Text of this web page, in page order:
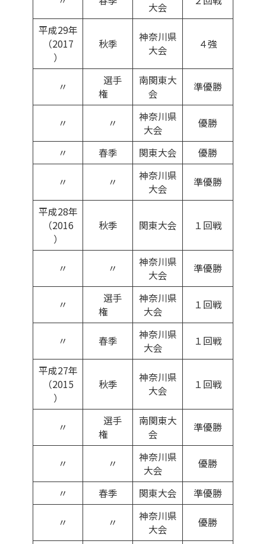
大会
平成29年
（2017
）
秋季
神奈川県
大会
４強
〃
選手
権
南関東大
会
準優勝
〃 〃
神奈川県
大会
優勝
〃 春季 関東大会 優勝
〃 〃
神奈川県
大会
準優勝
平成28年
（2016
）
秋季 関東大会 １回戦
〃 〃
神奈川県
大会
準優勝
〃
選手
権
神奈川県
大会
１回戦
〃 春季
神奈川県
大会
１回戦
平成27年
（2015
）
秋季
神奈川県
大会
１回戦
〃
選手
権
南関東大
会
準優勝
〃 〃
神奈川県
大会
優勝
〃 春季 関東大会 準優勝
〃 〃
神奈川県
大会
優勝